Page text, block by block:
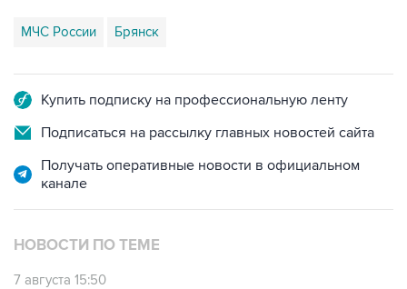
МЧС России Брянск
Купить подписку на профессиональную ленту
Подписаться на рассылку главных новостей сайта
Получать оперативные новости в официальном
канале
НОВОСТИ ПО ТЕМЕ
7 августа 15:50